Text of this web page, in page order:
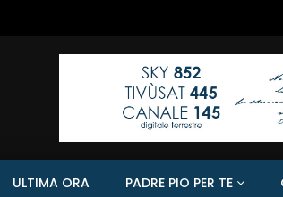
ULTIMA ORA PADRE PIO PER TE